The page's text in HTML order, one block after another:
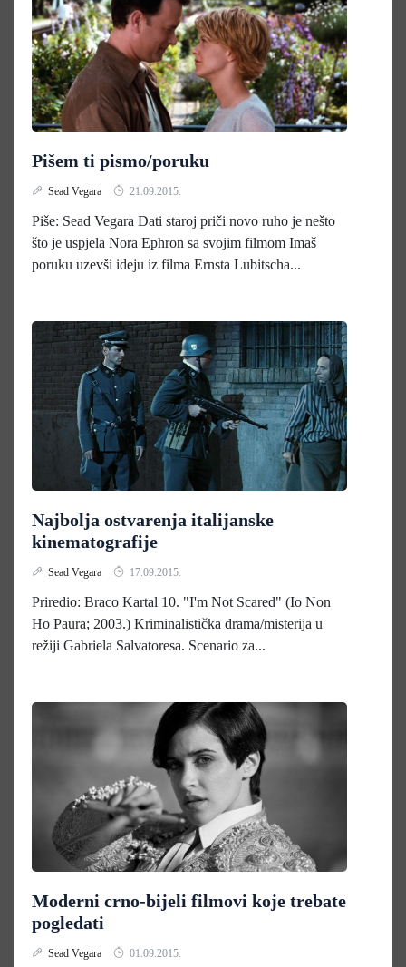
Pišem ti pismo/poruku
Sead Vegara 21.09.2015.
Piše: Sead Vegara Dati staroj priči novo ruho je nešto
što je uspjela Nora Ephron sa svojim filmom Imaš
poruku uzevši ideju iz filma Ernsta Lubitscha...
Najbolja ostvarenja italijanske
kinematografije
Sead Vegara 17.09.2015.
Priredio: Braco Kartal 10. "I'm Not Scared" (Io Non
Ho Paura; 2003.) Kriminalistička drama/misterija u
režiji Gabriela Salvatoresa. Scenario za...
Moderni crno-bijeli filmovi koje trebate
pogledati
Sead Vegara 01.09.2015.